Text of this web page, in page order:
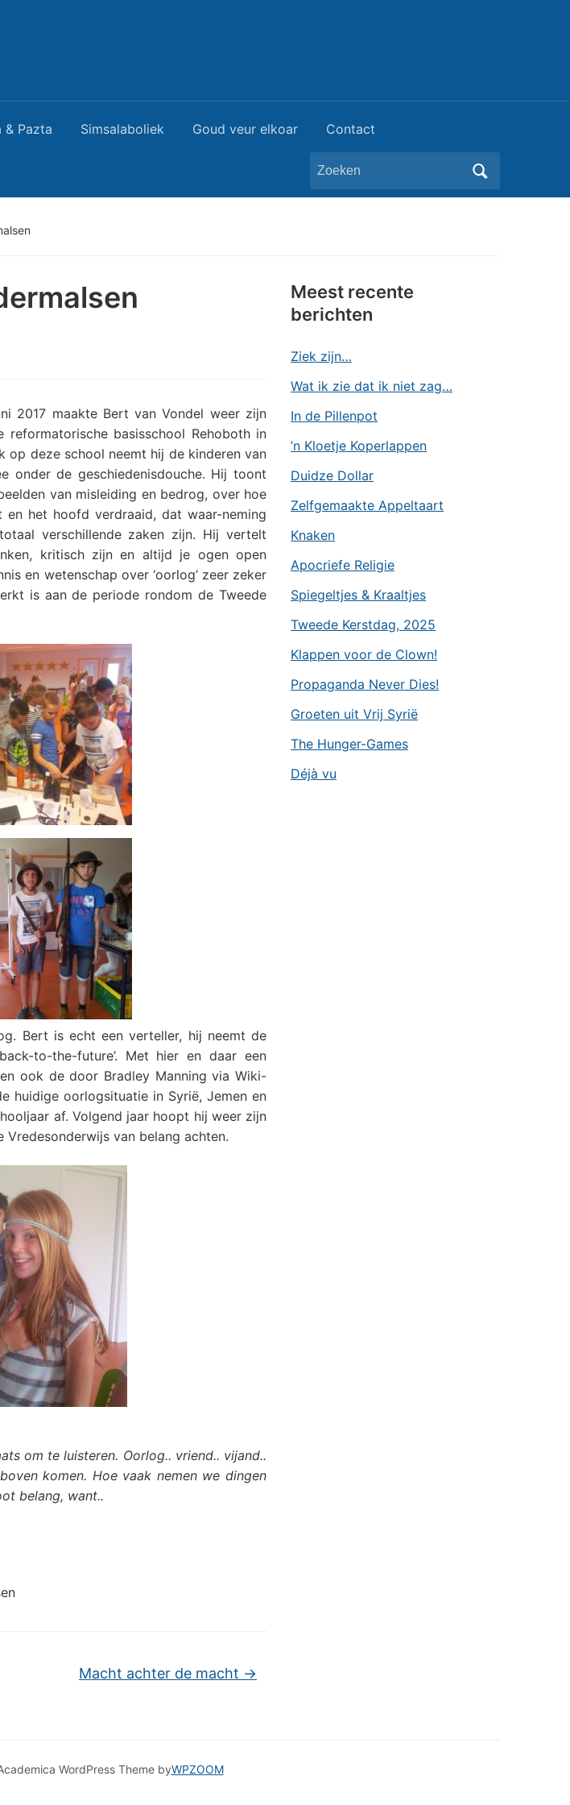
& Pazta Simsalaboliek Goud veur elkoar Contact
Zoeken
naar:
2017 maakte Bert van Vondel weer zijn
reformatorische basisschool Rehoboth in
op deze school neemt hij de kinderen van
onder de geschiedenisdouche. Hij toont
van misleiding en bedrog, over hoe
en het hoofd verdraaid, dat waar-neming
verschillende zaken zijn. Hij vertelt
kritisch zijn en altijd je ogen open
en wetenschap over ‘oorlog’ zeer zeker
is aan de periode rondom de Tweede
Bert is echt een verteller, hij neemt de
to-the-future’. Met hier en daar een
ook de door Bradley Manning via Wiki-
huidige oorlogsituatie in Syrië, Jemen en
af. Volgend jaar hoopt hij weer zijn
van belang achten.
om te luisteren. Oorlog.. vriend.. vijand..
komen. Hoe vaak nemen we dingen
belang, want..
Macht achter de macht →
Meest recente
berichten
Ziek zijn…
Wat ik zie dat ik niet zag…
In de Pillenpot
’n Kloetje Koperlappen
Duidze Dollar
Zelfgemaakte Appeltaart
Knaken
Apocriefe Religie
Spiegeltjes & Kraaltjes
Tweede Kerstdag, 2025
Klappen voor de Clown!
Propaganda Never Dies!
Groeten uit Vrij Syrië
The Hunger-Games
Déjà vu
WordPress Theme byWPZOOM